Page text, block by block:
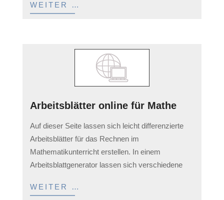
WEITER …
Arbeitsblätter online für Mathe
03-
11
Auf dieser Seite lassen sich leicht differenzierte
Arbeitsblätter für das Rechnen im
Mathematikunterricht erstellen. In einem
Arbeitsblattgenerator lassen sich verschiedene
WEITER …